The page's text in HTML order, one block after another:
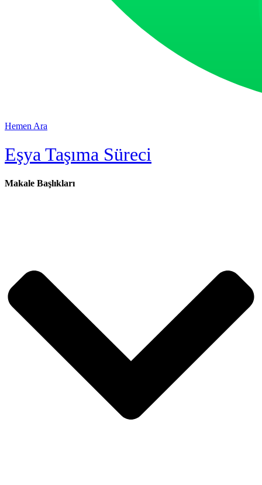
Hemen Ara
Eşya Taşıma Süreci
Makale Başlıkları